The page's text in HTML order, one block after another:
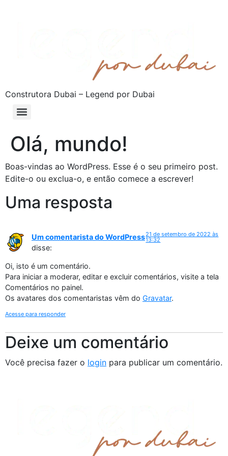
Construtora Dubai – Legend por Dubai
Olá, mundo!
Boas-vindas ao WordPress. Esse é o seu primeiro post.
Edite-o ou exclua-o, e então comece a escrever!
Uma resposta
Um comentarista do WordPress
disse:
21 de setembro de 2022 às
13:32
Oi, isto é um comentário.
Para iniciar a moderar, editar e excluir comentários, visite a tela
Comentários no painel.
Os avatares dos comentaristas vêm do Gravatar.
Acesse para responder
Deixe um comentário
Você precisa fazer o login para publicar um comentário.